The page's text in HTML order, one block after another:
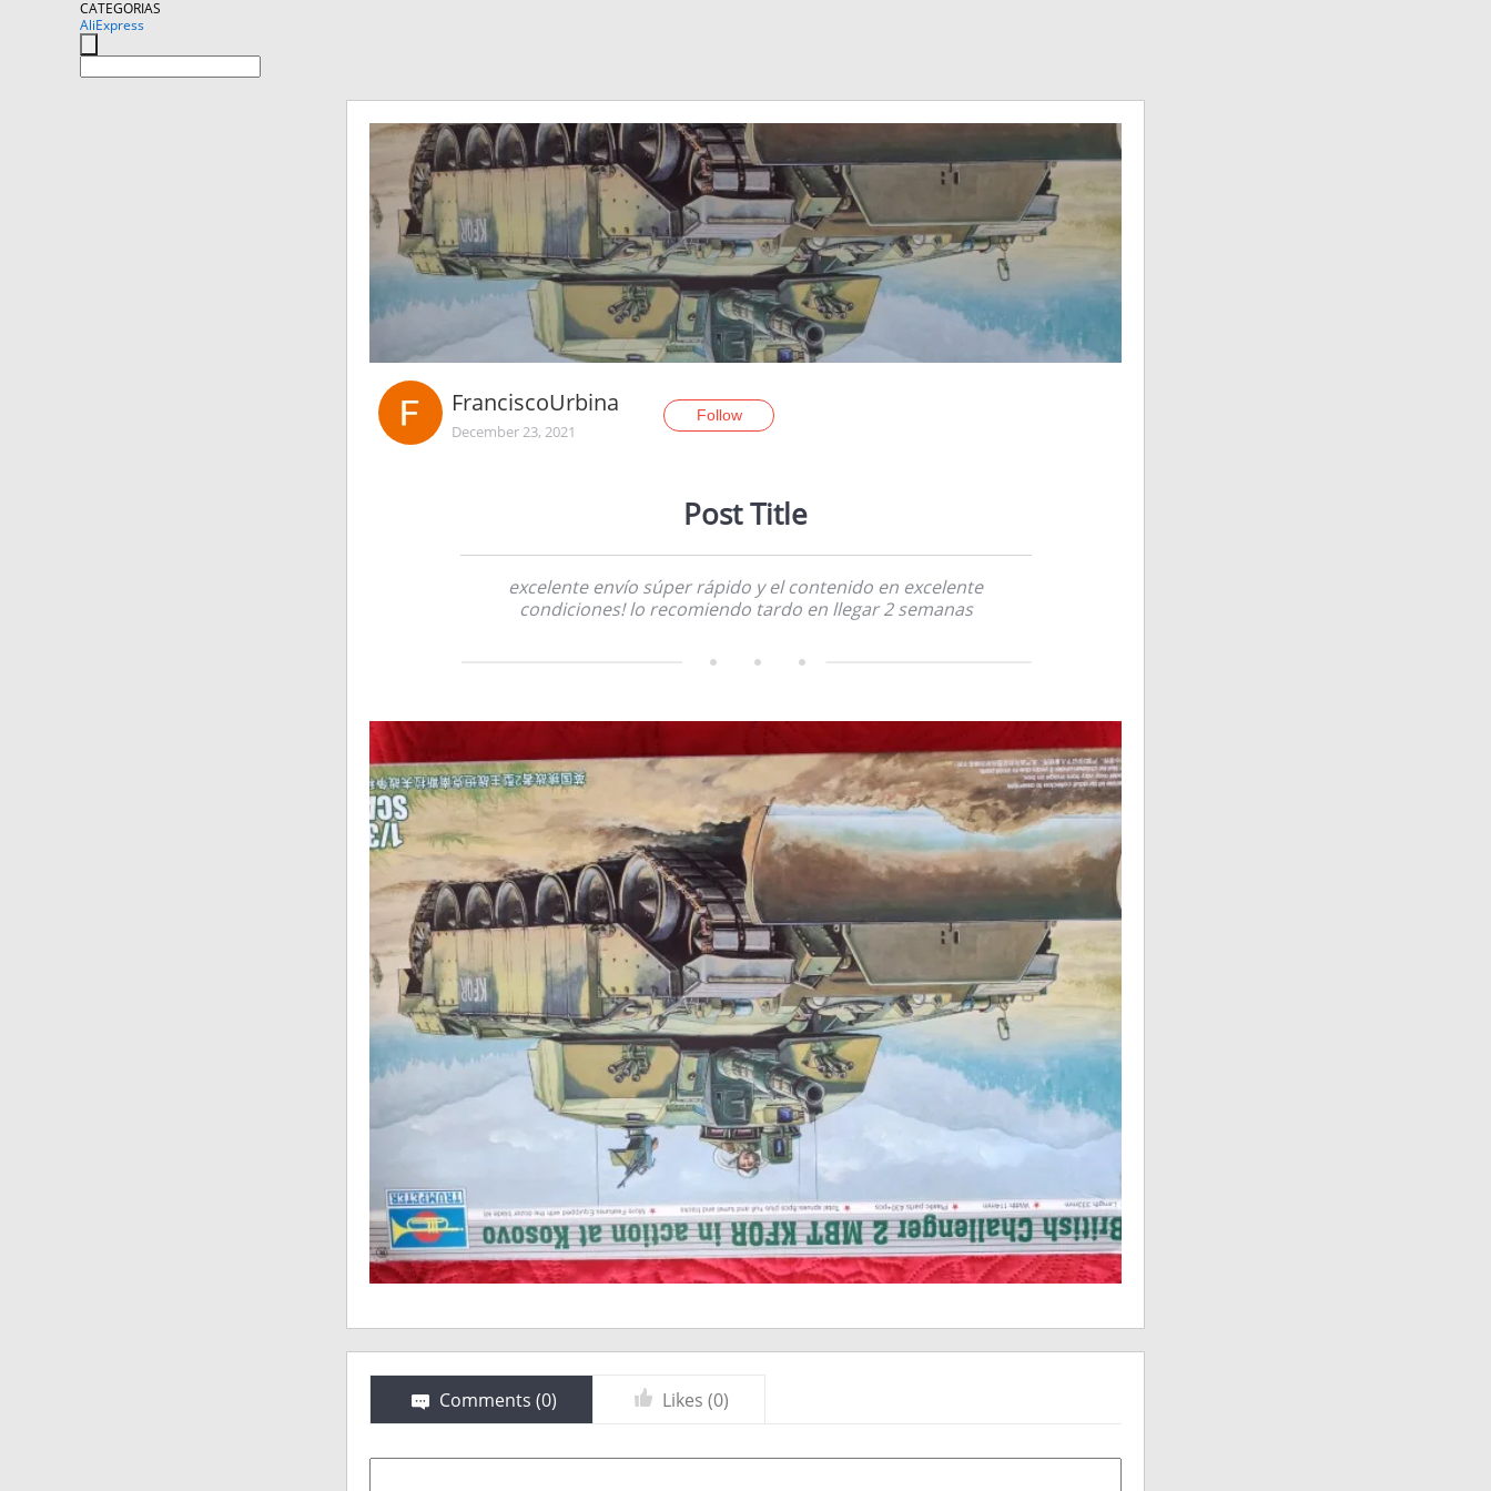
CATEGORIAS
AliExpress
FranciscoUrbina
December 23, 2021
Follow
Post Title
excelente envío súper rápido y el contenido en excelente
condiciones! lo recomiendo tardo en llegar 2 semanas
Comments (0) Likes (0)